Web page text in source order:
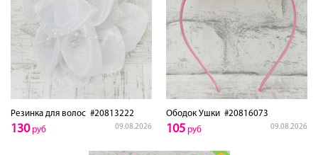
Резинка для волос #20813222
09.08.2026
130руб
Ободок Ушки #20816073
09.08.2026
105 руб